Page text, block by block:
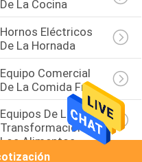
De La Cocina
Hornos Eléctricos
De La Hornada
Equipo Comercial
De La Comida Fría
Equipos De La
Transformación De
Los Alimentos